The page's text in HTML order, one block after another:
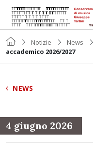
Notizie News
accademico 2026/2027
NEWS
4 giugno 2026